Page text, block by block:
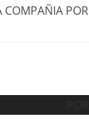
COMPAÑIA